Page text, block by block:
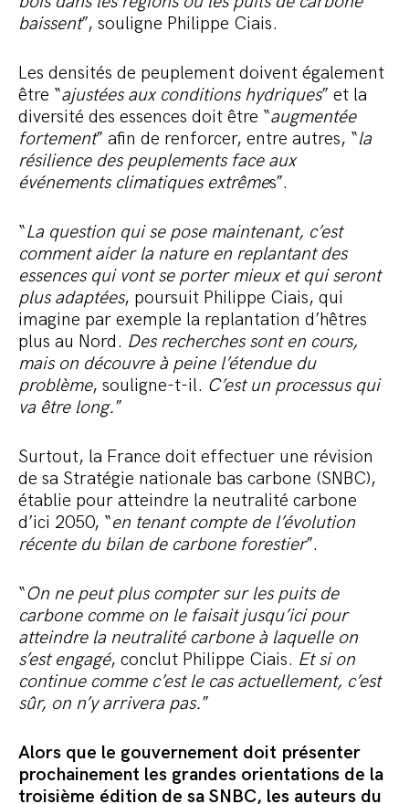
baissent”, souligne Philippe Ciais.
Les densités de peuplement doivent également
être “ajustées aux conditions hydriques” et la
diversité des essences doit être “augmentée
fortement” afin de renforcer, entre autres, “la
résilience des peuplements face aux
événements climatiques extrêmes”.
“La question qui se pose maintenant, c’est
comment aider la nature en replantant des
essences qui vont se porter mieux et qui seront
plus adaptées, poursuit Philippe Ciais, qui
imagine par exemple la replantation d’hêtres
plus au Nord. Des recherches sont en cours,
mais on découvre à peine l’étendue du
problème, souligne-t-il. C’est un processus qui
va être long.”
Surtout, la France doit effectuer une révision
de sa Stratégie nationale bas carbone (SNBC),
établie pour atteindre la neutralité carbone
d’ici 2050, “en tenant compte de l’évolution
récente du bilan de carbone forestier”.
“On ne peut plus compter sur les puits de
carbone comme on le faisait jusqu’ici pour
atteindre la neutralité carbone à laquelle on
s’est engagé, conclut Philippe Ciais. Et si on
continue comme c’est le cas actuellement, c’est
sûr, on n’y arrivera pas.”
Alors que le gouvernement doit présenter
prochainement les grandes orientations de la
troisième édition de sa SNBC, les auteurs du